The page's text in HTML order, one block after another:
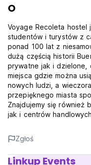
O
Voyage Recoleta hostel
studentów i turystów z
ponad 100 lat z
dużą częścią historii
prywatne jak i dzielone,
miejsca gdzie można
nowych ludzi, a
przepięknego miasta
Znajdujemy się również
jak i centrów
Państwa potrzeb!
Voyage Recoleta Hostel
rozpocząć zwiedzanie.
Zgłoś
Linkup Events